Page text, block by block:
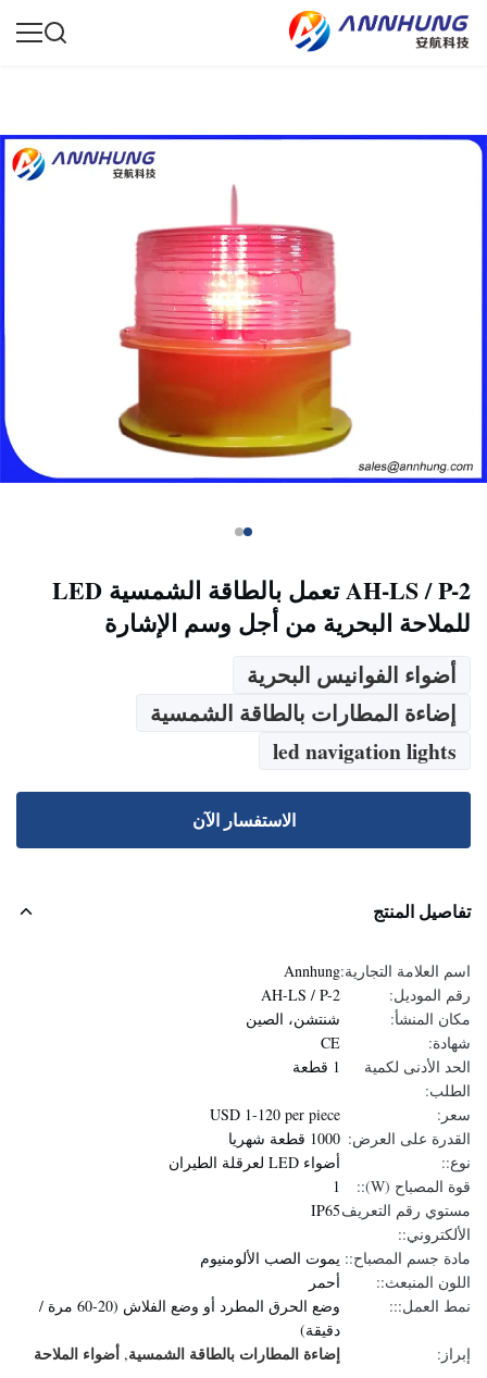
AH-LS / P-2 تعمل بالطاقة الشمسية LED
للملاحة البحرية من أجل وسم الإشارة
أضواء الفوانيس البحرية
إضاءة المطارات بالطاقة الشمسية
led navigation lights
الاستفسار الآن
تفاصيل المنتج
اسم العلامة التجارية:Annhung
رقم الموديل:
AH-LS / P-2
مكان المنشأ:
شنتشن، الصين
شهادة:
CE
الحد الأدنى لكمية
الطلب:
1 قطعة
سعر:
USD 1-120 per piece
القدرة على العرض: 1000 قطعة شهريا
نوع::
أضواء LED لعرقلة الطيران
قوة المصباح (W)::
1
مستوي رقم التعريف
الألكتروني::
IP65
مادة جسم المصباح:: يموت الصب الألومنيوم
اللون المنبعث::
أحمر
نمط العمل:::
وضع الحرق المطرد أو وضع الفلاش (20-60 مرة /
دقيقة)
إبراز:
إضاءة المطارات بالطاقة الشمسية, أضواء الملاحة